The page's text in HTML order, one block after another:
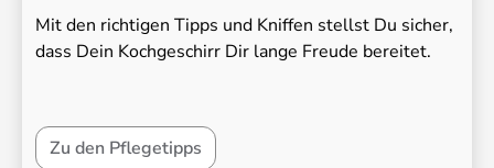
Mit den richtigen Tipps und Kniffen stellst Du sicher,
dass Dein Kochgeschirr Dir lange Freude bereitet.
Zu den Pflegetipps